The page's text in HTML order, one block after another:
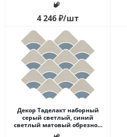
4 246₽/шт
Декор Таделакт наборный
серый светлый, синий
светлый матовый обрезной
30x28x0,9